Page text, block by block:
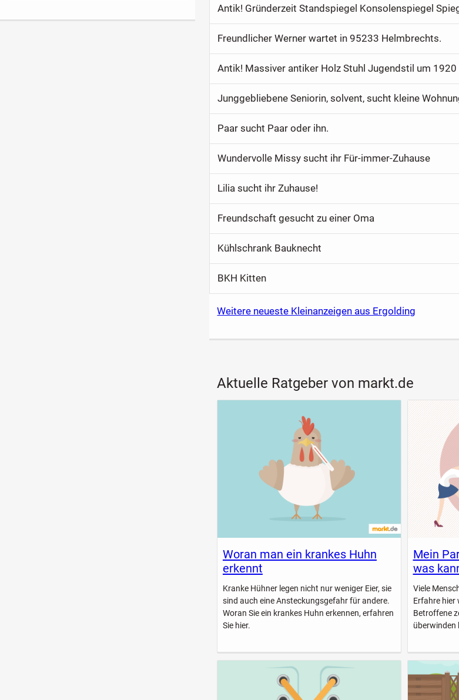
Antik! Gründerzeit Standspiegel Konsolenspiegel
Freundlicher Werner wartet in 95233 Helmbrechts.
Antik! Massiver antiker Holz Stuhl Jugendstil um 1920
Paar sucht Paar oder ihn.
Wundervolle Missy sucht ihr Für-immer-Zuhause
Lilia sucht ihr Zuhause!
Freundschaft gesucht zu einer Oma
Kühlschrank Bauknecht
BKH Kitten
Weitere neueste Kleinanzeigen aus Ergolding
Aktuelle Ratgeber von markt.de
Woran man ein krankes Huhn
erkennt
Kranke Hühner legen nicht nur weniger Eier, sie
sind auch eine Ansteckungsgefahr für andere.
Woran Sie ein krankes Huhn erkennen, erfahren
Sie hier.
Mein
was
Viele
Erfahre hier
Betroffene
überwinden